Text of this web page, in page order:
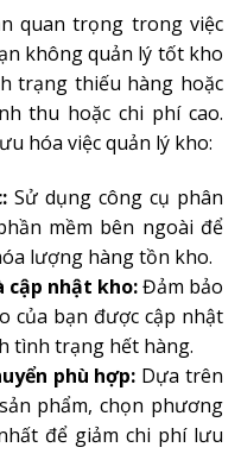
quan trọng trong việc
không quản lý tốt kho
trạng thiếu hàng hoặc
thu hoặc chi phí cao.
hóa việc quản lý kho:
Sử dụng công cụ phân
mềm bên ngoài để
lượng hàng tồn kho.
cập nhật kho:Đảm bảo
của bạn được cập nhật
tình trạng hết hàng.
phù hợp: Dựa trên
phẩm, chọn phương
để giảm chi phí lưu